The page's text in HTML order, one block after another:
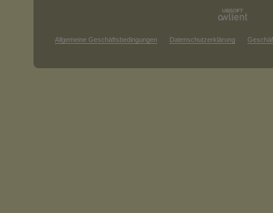
Allgemeine Geschäftsbedingungen Datenschutzerklärung